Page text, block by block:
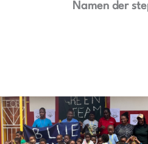
Namen der